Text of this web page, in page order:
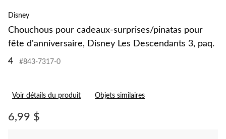
Disney
Chouchous pour cadeaux-surprises/pinatas pour
fête d'anniversaire, Disney Les Descendants 3, paq.
4
#843-7317-0
Voir détails du produit Objets similaires
6,99 $